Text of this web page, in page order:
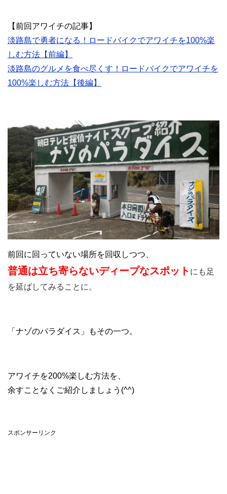
【前回アワイチの記事】
淡路島で勇者になる！ロードバイクでアワイチを100%楽
しむ方法【前編】
淡路島のグルメを食べ尽くす！ロードバイクでアワイチを
100%楽しむ方法【後編】
前回に回っていない場所を回収しつつ、
普通は立ち寄らないディープなスポット にも足
を延ばしてみることに。
「ナゾのパラダイス」もその一つ。
アワイチを200%楽しむ方法を、
余すことなくご紹介しましょう(^^)
スポンサーリンク